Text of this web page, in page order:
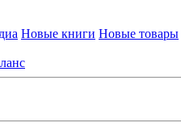
Новые книги Новые товары